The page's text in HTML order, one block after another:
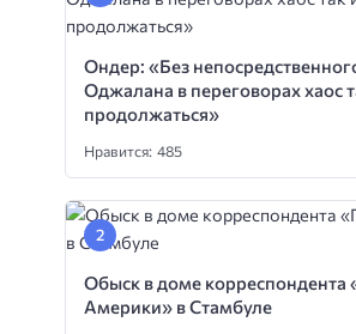
Ондер: «Без
Оджалана в переговорах хаос
продолжаться»
Нравится: 485
Обыск в доме корреспондента
Америки» в Стамбуле